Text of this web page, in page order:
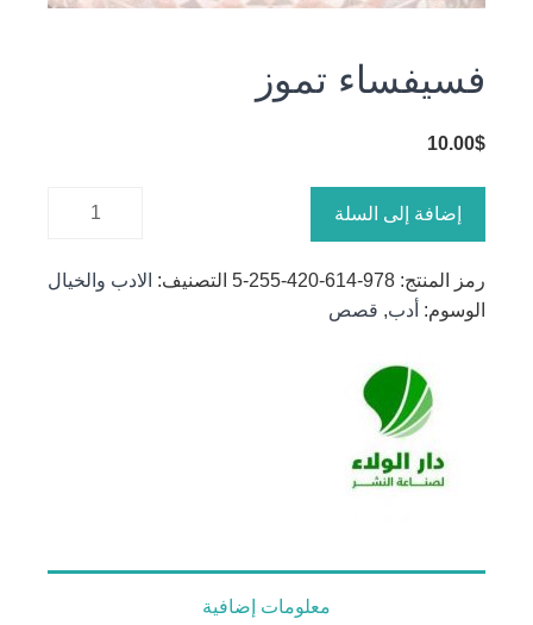
فسيفساء تموز
10.00$
إضافة إلى السلة
رمز المنتج: 978-614-420-255-5 التصنيف: الادب والخيال
الوسوم: أدب, قصص
معلومات إضافية